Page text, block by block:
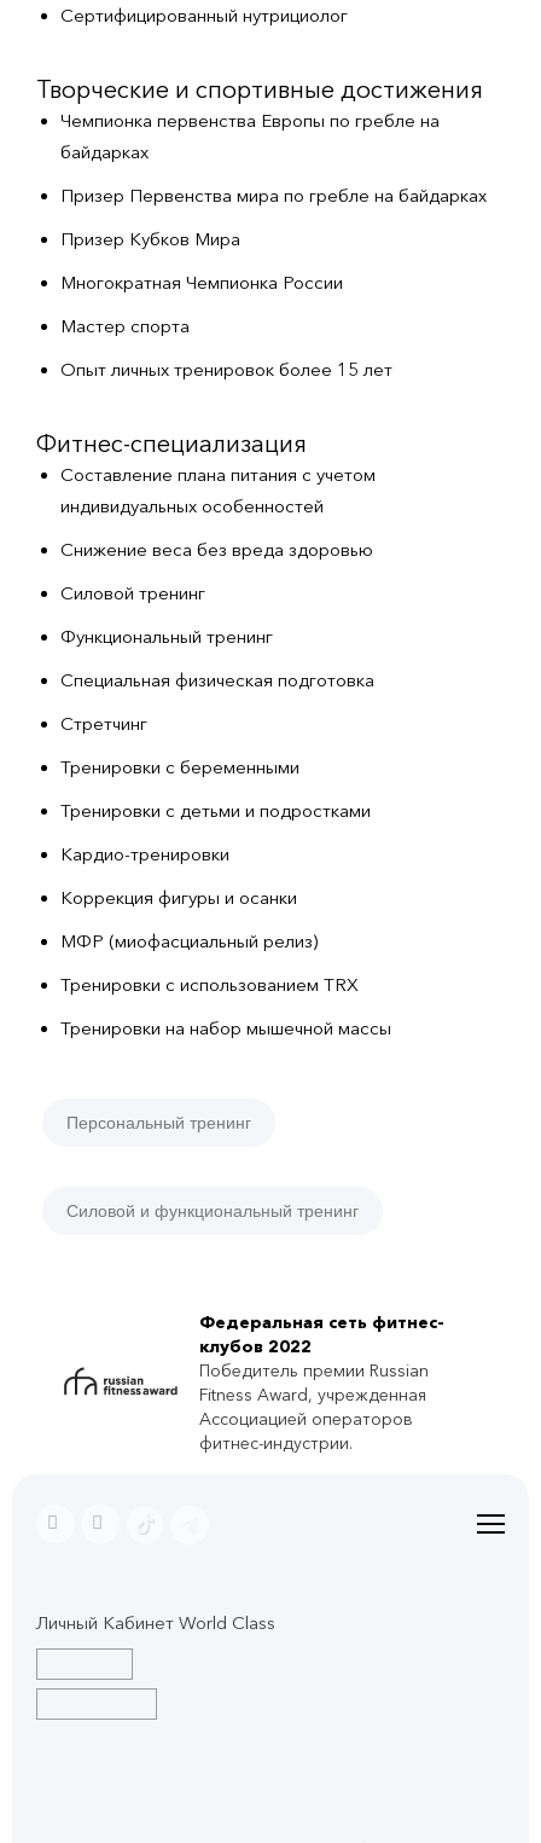
Сертифицированный нутрициолог
Творческие и спортивные достижения
Чемпионка первенства Европы по гребле на
байдарках
Призер Первенства мира по гребле на байдарках
Призер Кубков Мира
Многократная Чемпионка России
Мастер спорта
Опыт личных тренировок более 15 лет
Фитнес-специализация
Составление плана питания с учетом
индивидуальных особенностей
Снижение веса без вреда здоровью
Силовой тренинг
Функциональный тренинг
Специальная физическая подготовка
Стретчинг
Тренировки с беременными
Тренировки с детьми и подростками
Кардио-тренировки
Коррекция фигуры и осанки
МФР (миофасциальный релиз)
Тренировки с использованием TRX
Тренировки на набор мышечной массы
Персональный тренинг
Силовой и функциональный тренинг
Федеральная сеть фитнес-
клубов 2022
Победитель премии Russian
Fitness Award, учрежденная
Ассоциацией операторов
фитнес-индустрии.
Личный Кабинет World Class